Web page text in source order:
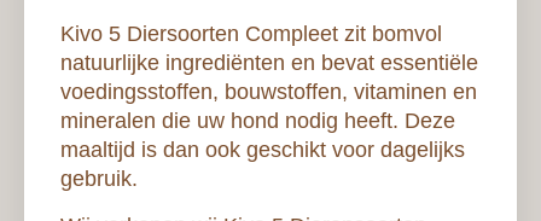
Kivo 5 Diersoorten Compleet zit bomvol
natuurlijke ingrediënten en bevat essentiële
voedingsstoffen, bouwstoffen, vitaminen en
mineralen die uw hond nodig heeft. Deze
maaltijd is dan ook geschikt voor dagelijks
gebruik.